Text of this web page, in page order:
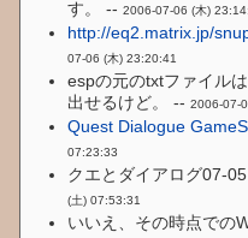
す。 --2006-07-06 (木)
http://eq2.matrix.jp/
07-06 (木) 23:20:41
espの元のtxtファイル
出せるけど。 --2006-07-
Quest Dialogue
07:23:33
クエとダイアログ07-
(土) 07:53:31
いいえ、その時点での